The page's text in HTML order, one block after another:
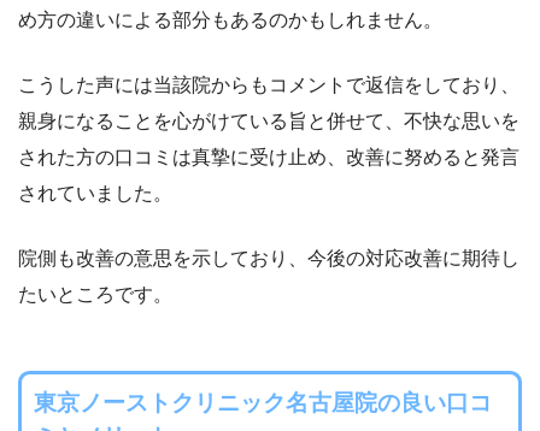
め方の違いによる部分もあるのかもしれません。
こうした声には当該院からもコメントで返信をしており、
親身になることを心がけている旨と併せて、不快な思いを
された方の口コミは真摯に受け止め、改善に努めると発言
されていました。
院側も改善の意思を示しており、今後の対応改善に期待し
たいところです。
東京ノーストクリニック名古屋院の良い口コ